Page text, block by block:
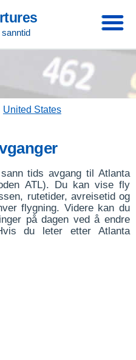
United States
tids avgang til Atlanta
ATL). Du kan vise fly
rutetider, avreisetid og
flygning. Videre kan du
på dagen ved å endre
du leter etter Atlanta